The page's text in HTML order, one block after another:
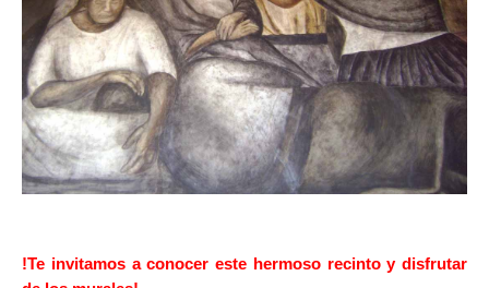
!Te invitamos a conocer este hermoso recinto y disfrutar